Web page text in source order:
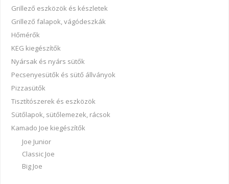
Grillező eszközök és készletek
Grillező falapok, vágódeszkák
Hőmérők
KEG kiegészítők
Nyársak és nyárs sütők
Pecsenyesütők és sütő állványok
Pizzasütők
Tisztítószerek és eszközök
Sütőlapok, sütőlemezek, rácsok
Kamado Joe kiegészítők
Joe Junior
Classic Joe
Big Joe